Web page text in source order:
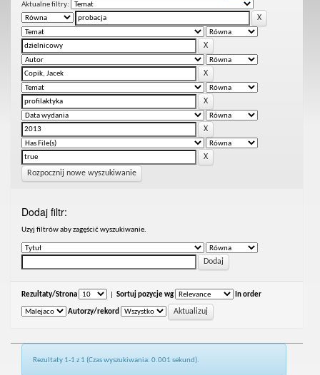
Aktualne filtry:
Rozpocznij nowe wyszukiwanie
Dodaj filtr:
Uzyj filtrów aby zagęścić wyszukiwanie.
Rezultaty/Strona Sortuj pozycje wg In order
Autorzy/rekord
Rezultaty 1-1 z 1 (Czas wyszukiwania: 0.001 sekund).